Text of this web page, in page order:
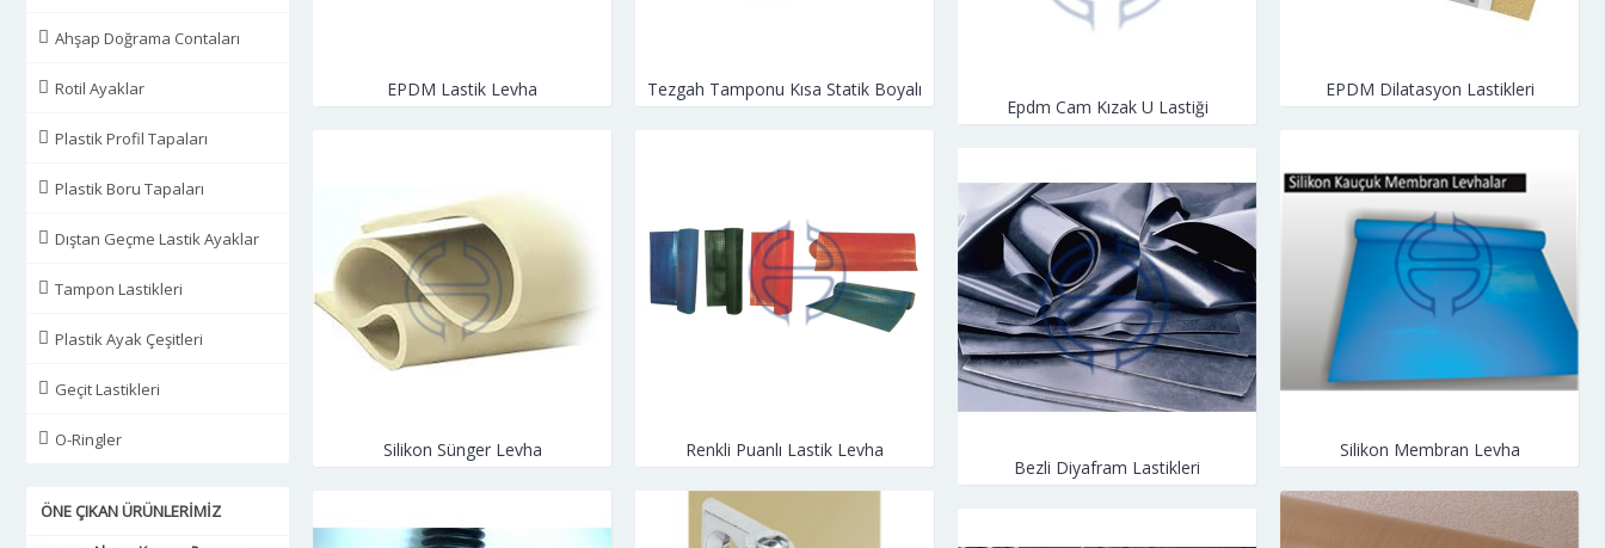
Ahşap Doğrama Contaları
Rotil Ayaklar
Plastik Profil Tapaları
Plastik Boru Tapaları
Dıştan Geçme Lastik Ayaklar
Tampon Lastikleri
Plastik Ayak Çeşitleri
Geçit Lastikleri
O-Ringler
ÖNE ÇIKAN ÜRÜNLERIMIZ
EPDM Lastik Levha Tezgah Tamponu Kısa Statik Boyalı EPDM Dilatasyon Lastikleri
Epdm Cam Kızak U Lastiği
Silikon Sünger Levha Renkli Puanlı Lastik Levha Silikon Membran Levha
Bezli Diyafram Lastikleri